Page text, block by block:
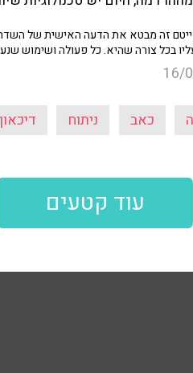
זה מבטא את הדעה האישית של
בכל צורה שהיא. כל פעולה ושימוש
16/
כאב ניתוח
עוד קטעים